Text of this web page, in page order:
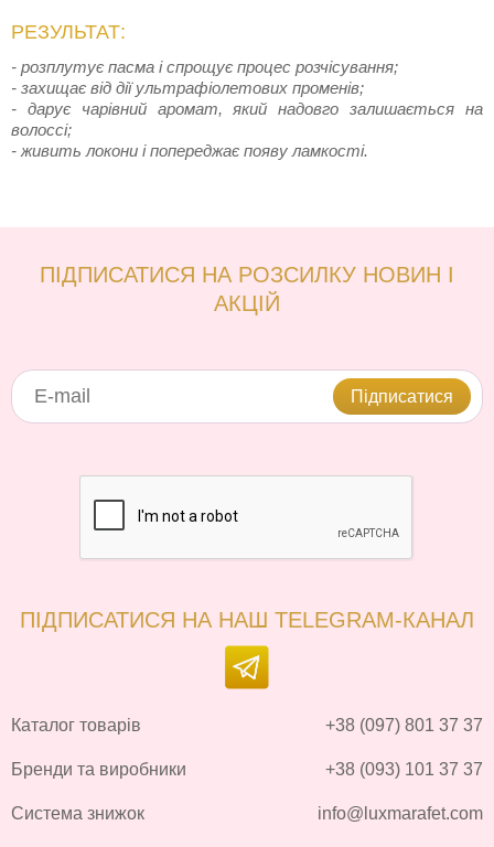
РЕЗУЛЬТАТ:
- розплутує пасма і спрощує процес розчісування;
- захищає від дії ультрафіолетових променів;
- дарує чарівний аромат, який надовго залишається на
волоссі;
- живить локони і попереджає появу ламкості.
ПІДПИСАТИСЯ НА РОЗСИЛКУ НОВИН І
АКЦІЙ
Підписатися
ПІДПИСАТИСЯ НА НАШ TELEGRAM-КАНАЛ
Каталог товарів
Бренди та виробники
Система знижок
+38 (097) 801 37 37
+38 (093) 101 37 37
info@luxmarafet.com